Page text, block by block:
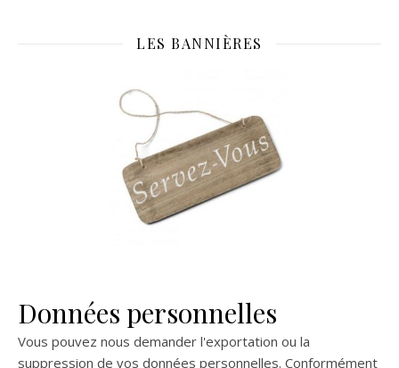
LES BANNIÈRES
Données personnelles
Vous pouvez nous demander l'exportation ou la
suppression de vos données personnelles. Conformément